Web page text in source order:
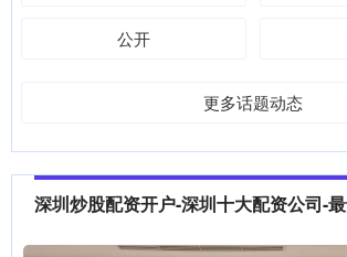
公开
更多话题动态
深圳炒股配资开户-深圳十大配资公司-